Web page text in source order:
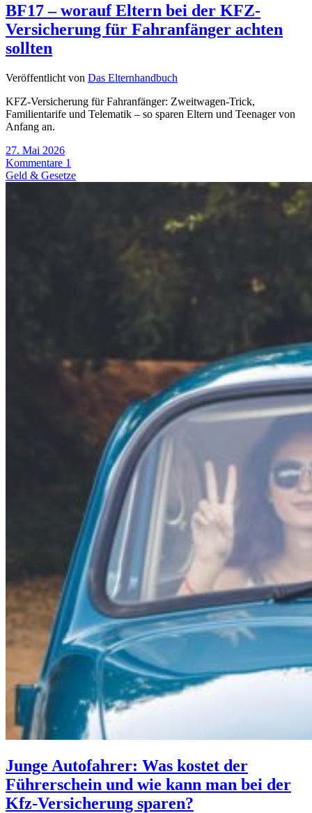
BF17 – worauf Eltern bei der KFZ-
Versicherung für Fahranfänger achten
sollten
Veröffentlicht von Das Elternhandbuch
KFZ-Versicherung für Fahranfänger: Zweitwagen-Trick,
Familientarife und Telematik – so sparen Eltern und Teenager von
Anfang an.
27. Mai 2026
Kommentare 1
Geld & Gesetze
Junge Autofahrer: Was kostet der
Führerschein und wie kann man bei der
Kfz-Versicherung sparen?